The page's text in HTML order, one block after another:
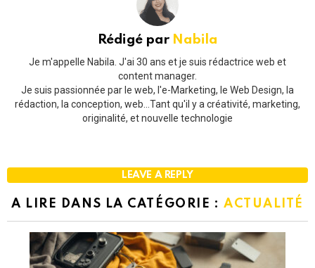
Rédigé par Nabila
Je m'appelle Nabila. J'ai 30 ans et je suis rédactrice web et
content manager.
Je suis passionnée par le web, l'e-Marketing, le Web Design, la
rédaction, la conception, web...Tant qu'il y a créativité, marketing,
originalité, et nouvelle technologie
LEAVE A REPLY
A LIRE DANS LA CATÉGORIE : ACTUALITÉ